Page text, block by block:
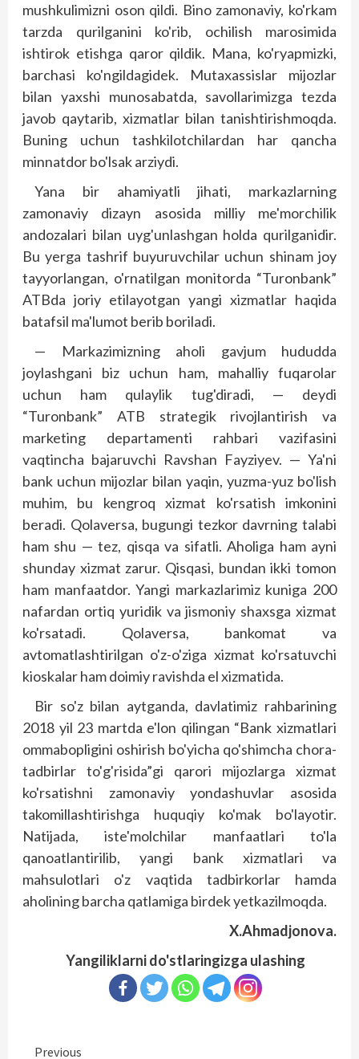
mushkulimizni oson qildi. Bino zamonaviy, ko'rkam
tarzda qurilganini ko'rib, ochilish marosimida
ishtirok etishga qaror qildik. Mana, ko'ryapmizki,
barchasi ko'ngildagidek. Mutaxassislar mijozlar
bilan yaxshi munosabatda, savollarimizga tezda
javob qaytarib, xizmatlar bilan tanishtirishmoqda.
Buning uchun tashkilotchilardan har qancha
minnatdor bo'lsak arziydi.
Yana bir ahamiyatli jihati, markazlarning
zamonaviy dizayn asosida milliy me'morchilik
andozalari bilan uyg'unlashgan holda qurilganidir.
Bu yerga tashrif buyuruvchilar uchun shinam joy
tayyorlangan, o'rnatilgan monitorda “Turonbank”
ATBda joriy etilayotgan yangi xizmatlar haqida
batafsil ma'lumot berib boriladi.
— Markazimizning aholi gavjum hududda
joylashgani biz uchun ham, mahalliy fuqarolar
uchun ham qulaylik tug'diradi, — deydi
“Turonbank” ATB strategik rivojlantirish va
marketing departamenti rahbari vazifasini
vaqtincha bajaruvchi Ravshan Fayziyev. — Ya'ni
bank uchun mijozlar bilan yaqin, yuzma-yuz bo'lish
muhim, bu kengroq xizmat ko'rsatish imkonini
beradi. Qolaversa, bugungi tezkor davr­ning talabi
ham shu — tez, qisqa va sifatli. Aholiga ham ayni
shunday xizmat zarur. Qisqasi, bundan ikki tomon
ham manfaatdor. Yangi markazlarimiz kuniga 200
nafardan ortiq yuridik va jismoniy shaxsga xizmat
ko'rsatadi. Qolaversa, bankomat va
avtomatlashtirilgan o'z-o'ziga xizmat ko'rsatuvchi
kioskalar ham doimiy ravishda el xizmatida.
Bir so'z bilan aytganda, davlatimiz rahbarining
2018 yil 23 mart­da e'lon qilingan “Bank xizmatlari
ommabopligini oshirish bo'yicha qo'shimcha chora-
tadbirlar to'g'risida”gi qarori mijozlarga xizmat
ko'rsatishni zamonaviy yondashuvlar asosida
takomillashtirishga huquqiy ko'mak bo'layotir.
Natijada, iste'molchilar manfaatlari to'la
qanoatlantirilib, yangi bank xizmatlari va
mahsulotlari o'z vaqtida tadbirkorlar hamda
aholining barcha qatlamiga birdek yetkazilmoqda.
X.Ahmadjonova.
Yangiliklarni do'stlaringizga ulashing
Previous